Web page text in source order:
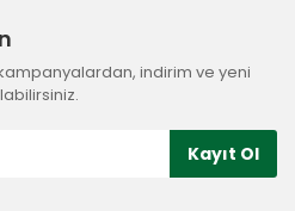
indirim ve yeni
Kayıt Ol